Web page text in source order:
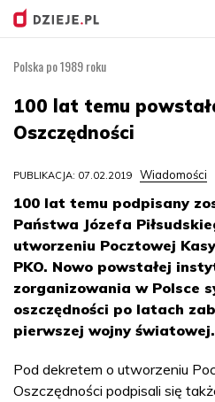
Polska po 1989 roku
100 lat temu
Oszczędności
PUBLIKACJA: 07.02.2019 Wiadomości
100 lat temu podpisany
Państwa Józefa
utworzeniu Pocztowej
PKO. Nowo powstałej
zorganizowania w Polsce
oszczędności po latach
pierwszej wojny światowej.
Pod dekretem o utworzeniu
Oszczędności podpisali się